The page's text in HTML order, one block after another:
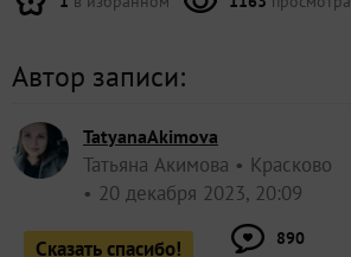
Автор записи:
TatyanaAkimova
Татьяна Акимова
Красково
20 декабря 2023, 20:09
Сказать спасибо! 890